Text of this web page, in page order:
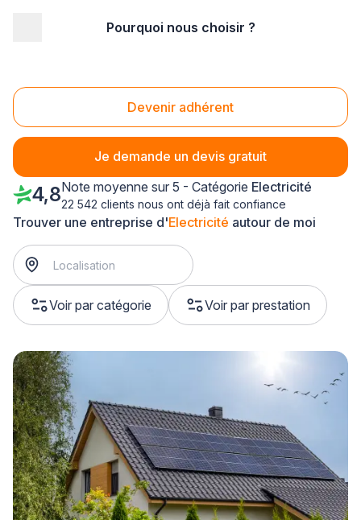
Pourquoi nous choisir ?
Devenir adhérent
Je demande un devis gratuit
Electricité Colomiers (31770)
Trouver une entreprise d'Electricité autour de moi
Voir par catégorie Voir par prestation
4,8Note moyenne sur 5 - Catégorie Electricité
22 542 clients nous ont déjà fait confiance